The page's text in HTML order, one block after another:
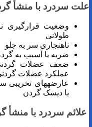
علت سردرد با منشأ
وضعیت قرارگیری
طولانی
ناهنجاری سر به جلو
ضربه یا آسیب به
ضعف عضلات
عملکرد عضلات
عارضه­های تخریبی
یا دیسک گردن
علائم سردرد با منشأ